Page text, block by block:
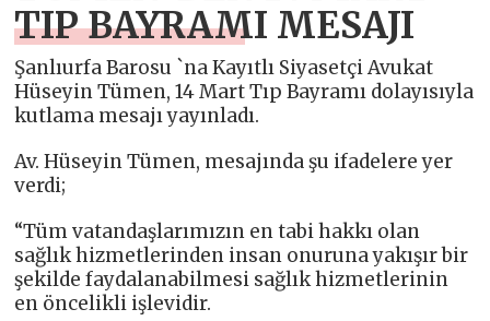
TIP BAYRAMI MESAJI
Şanlıurfa Barosu `na Kayıtlı Siyasetçi Avukat
Hüseyin Tümen, 14 Mart Tıp Bayramı dolayısıyla
kutlama mesajı yayınladı.
Av. Hüseyin Tümen, mesajında şu ifadelere yer
verdi;
“Tüm vatandaşlarımızın en tabi hakkı olan
sağlık hizmetlerinden insan onuruna yakışır bir
şekilde faydalanabilmesi sağlık hizmetlerinin
en öncelikli işlevidir.